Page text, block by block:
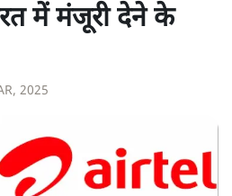
में मंजूरी देने के
2025